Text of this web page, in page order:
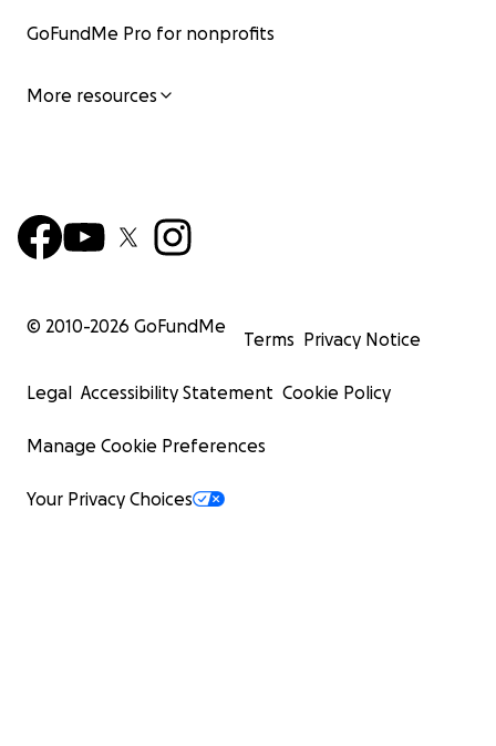
GoFundMe Pro for nonprofits
More resources
© 2010-2026 GoFundMe
Terms Privacy Notice
Legal Accessibility Statement Cookie Policy
Manage Cookie Preferences
Your Privacy Choices